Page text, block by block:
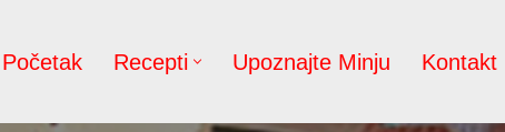
Početak Recepti Upoznajte Minju Kontakt